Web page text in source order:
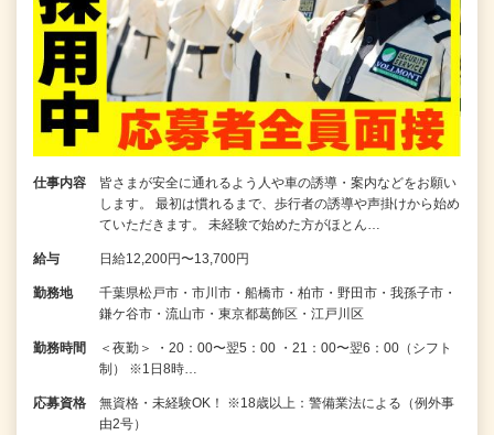
仕事内容
皆さまが安全に通れるよう人や車の誘導・案内などをお願い
します。 最初は慣れるまで、歩行者の誘導や声掛けから始め
ていただきます。 未経験で始めた方がほとん…
給与 日給12,200円〜13,700円
勤務地
千葉県松戸市・市川市・船橋市・柏市・野田市・我孫子市・
鎌ケ谷市・流山市・東京都葛飾区・江戸川区
勤務時間
＜夜勤＞ ・20：00〜翌5：00 ・21：00〜翌6：00（シフト
制） ※1日8時…
応募資格
無資格・未経験OK！ ※18歳以上：警備業法による（例外事
由2号）